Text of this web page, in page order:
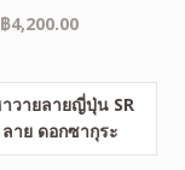
฿4,200.00